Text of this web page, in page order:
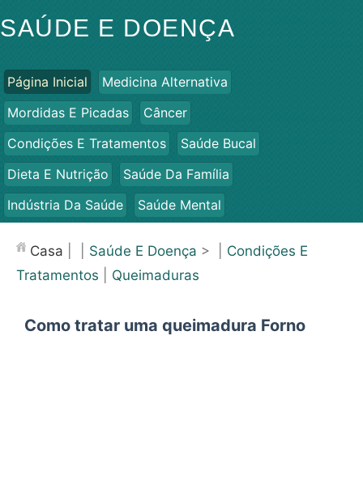
SAÚDE E DOENÇA
Página Inicial
Medicina Alternativa
Mordidas E Picadas
Câncer
Condições E Tratamentos
Saúde Bucal
Dieta E Nutrição
Saúde Da Família
Indústria Da Saúde
Saúde Mental
Saúde
Casa Saúde E Doença > | Condições E
Tratamentos
Queimaduras
Como tratar uma queimadura Forno